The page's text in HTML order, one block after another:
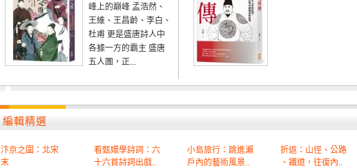
峰上的巔峰 孟浩然、
王維、王昌齡、李白、
杜甫 更是盛唐詩人中
各據一方的霸主 盛唐
五人團，正...
編輯精選
汴京之圍：北宋
末
看甄嬛學詩詞：六
十六首詩詞出戲..
小島旅行：跳進瀨
戶內的藝術風景..
折返：山徑、公路
、鐵道，往復內..